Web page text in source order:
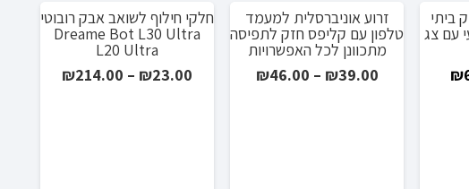
ביתי
עם צג
₪
זרוע אוניברסלית למעמד
טלפון עם קליפס חזק לתפיסה
מתכוונן לכל האפשרויות
₪39.00
–
₪46.00
מבצע!
חלקי חילוף לשואב אבק רובוטי
Dreame Bot L30 Ultra
L20 Ultra
₪23.00
–
₪214.00